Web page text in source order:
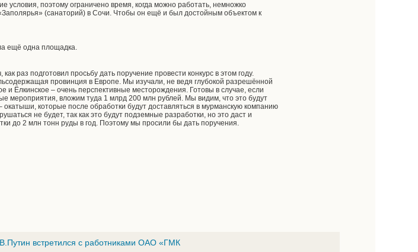
условия, поэтому ограничено время, когда можно работать, немножко
(санаторий) в Сочи. Чтобы он ещё и был достойным объектом к
ещё одна площадка.
раз подготовил просьбу дать поручение провести конкурс в этом году.
провинция в Европе. Мы изучали, не ведя глубокой разрешённой
и Ёлкинское – очень перспективные месторождения. Готовы в случае, если
мероприятия, вложим туда 1 млрд 200 млн рублей. Мы видим, что это будут
которые после обработки будут доставляться в мурманскую компанию
не будет, так как это будут подземные разработки, но это даст и
до 2 млн тонн руды в год. Поэтому мы просили бы дать поручения.
встретился с работниками ОАО «ГМК